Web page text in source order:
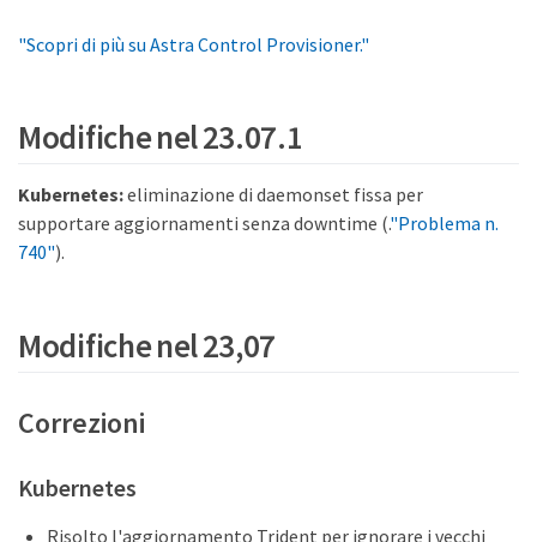
"Scopri di più su Astra Control Provisioner."
Modifiche nel 23.07.1
Kubernetes:eliminazione di daemonset fissa per
supportare aggiornamenti senza downtime (."Problema n.
740").
Modifiche nel 23,07
Correzioni
Kubernetes
Risolto l'aggiornamento Trident per ignorare i vecchi